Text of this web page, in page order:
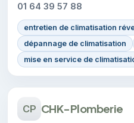
01 64 39 57 88
entretien de climatisation
dépannage de climatisation
mise en service de
CP CHK-Plomberie